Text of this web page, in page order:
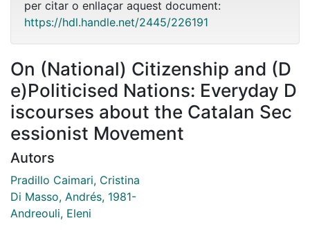
per citar o enllaçar aquest document:
https://hdl.handle.net/2445/226191
On (National) Citizenship and (D
e)Politicised Nations: Everyday D
iscourses about the Catalan Sec
essionist Movement
Autors
Pradillo Caimari, Cristina
Di Masso, Andrés, 1981-
Andreouli, Eleni